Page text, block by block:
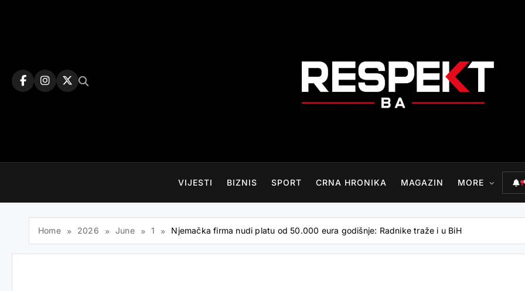
VIJESTI BIZNIS SPORT CRNA HRONIKA MAGAZIN MORE
Home 2026 June 1 Njemačka firma nudi platu od 50.000 eura godišnje: Radnike traže i u BiH